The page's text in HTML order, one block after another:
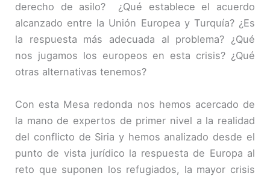
derecho de asilo? ¿Qué establece el acuerdo
alcanzado entre la Unión Europea y Turquía? ¿Es
la respuesta más adecuada al problema? ¿Qué
nos jugamos los europeos en esta crisis? ¿Qué
otras alternativas tenemos?
Con esta Mesa redonda nos hemos acercado de
la mano de expertos de primer nivel a la realidad
del conflicto de Siria y hemos analizado desde el
punto de vista jurídico la respuesta de Europa al
reto que suponen los refugiados, la mayor crisis